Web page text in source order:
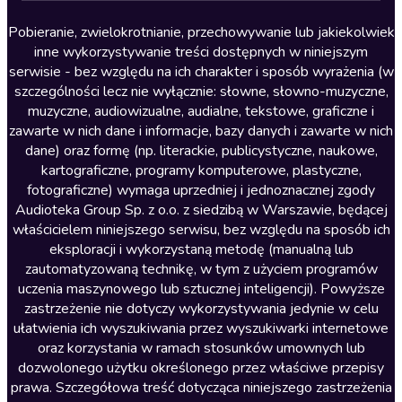
Literatura anglojęzyczna
Literatura faktu
Literatura obyczajowa
Literatura piękna obca
Literatura piękna polska
Nagrania relaksacyjne
Nauka języków
Nauki humanistyczne
Podcasty i audycje
Polityka
Prasa
Religia
Pobieranie, zwielokrotnianie, przechowywanie lub jakiekolwiek
inne wykorzystywanie treści dostępnych w niniejszym
serwisie - bez względu na ich charakter i sposób wyrażenia (w
szczególności lecz nie wyłącznie: słowne, słowno-muzyczne,
muzyczne, audiowizualne, audialne, tekstowe, graficzne i
zawarte w nich dane i informacje, bazy danych i zawarte w nich
dane) oraz formę (np. literackie, publicystyczne, naukowe,
kartograficzne, programy komputerowe, plastyczne,
fotograficzne) wymaga uprzedniej i jednoznacznej zgody
Audioteka Group Sp. z o.o. z siedzibą w Warszawie, będącej
właścicielem niniejszego serwisu, bez względu na sposób ich
eksploracji i wykorzystaną metodę (manualną lub
zautomatyzowaną technikę, w tym z użyciem programów
uczenia maszynowego lub sztucznej inteligencji). Powyższe
zastrzeżenie nie dotyczy wykorzystywania jedynie w celu
ułatwienia ich wyszukiwania przez wyszukiwarki internetowe
oraz korzystania w ramach stosunków umownych lub
dozwolonego użytku określonego przez właściwe przepisy
prawa. Szczegółowa treść dotycząca niniejszego zastrzeżenia